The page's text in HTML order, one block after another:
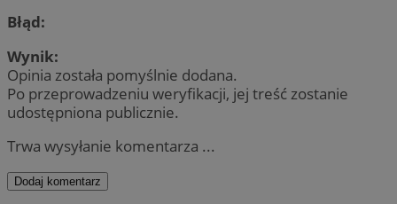
Błąd:
Wynik:
Opinia została pomyślnie dodana.
Po przeprowadzeniu weryfikacji, jej treść zostanie
udostępniona publicznie.
Trwa wysyłanie komentarza ...
Dodaj komentarz